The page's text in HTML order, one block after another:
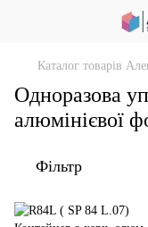
Каталог товарів
Одноразова
алюмінієвої
Фільтр